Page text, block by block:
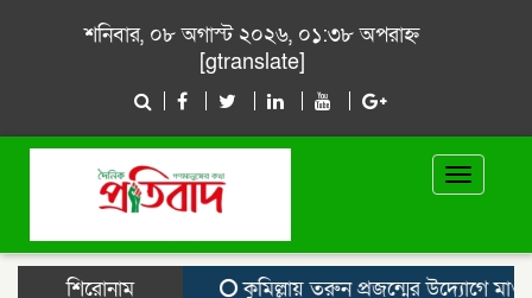
শনিবার, ০৮ অগাস্ট ২০২৬, ০১:৩৮ অপরাহ্ন
[gtranslate]
Toggle
শিরোনাম কুমিল্লায় তরুন প্রজন্মের উদ্যোগে